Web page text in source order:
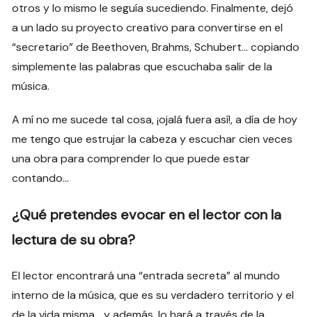
otros y lo mismo le seguía sucediendo. Finalmente, dejó
a un lado su proyecto creativo para convertirse en el
“secretario” de Beethoven, Brahms, Schubert… copiando
simplemente las palabras que escuchaba salir de la
música.
A mí no me sucede tal cosa, ¡ojalá fuera así!, a día de hoy
me tengo que estrujar la cabeza y escuchar cien veces
una obra para comprender lo que puede estar
contando…
¿Qué pretendes evocar en el lector con la
lectura de su obra?
El lector encontrará una “entrada secreta” al mundo
interno de la música, que es su verdadero territorio y el